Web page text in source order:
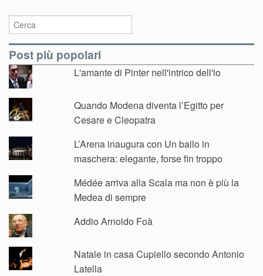
Post più popolari
L'amante di Pinter nell'intrico dell'io
Quando Modena diventa l’Egitto per
Cesare e Cleopatra
L’Arena inaugura con Un ballo in
maschera: elegante, forse fin troppo
Médée arriva alla Scala ma non è più la
Medea di sempre
Addio Arnoldo Foà
Natale in casa Cupiello secondo Antonio
Latella